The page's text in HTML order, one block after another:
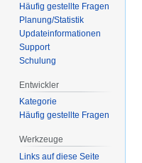
Häufig gestellte Fragen
Planung/Statistik
Updateinformationen
Support
Schulung
Entwickler
Kategorie
Häufig gestellte Fragen
Werkzeuge
Links auf diese Seite